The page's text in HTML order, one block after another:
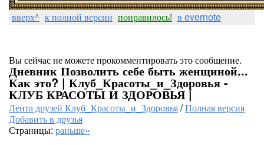
вверх^ к полной версии понравилось! в evernote
Вы сейчас не можете прокомментировать это сообщение.
Дневник Позволить себе быть женщиной...
Как это? | Клуб_Красоты_и_Здоровья -
КЛУБ КРАСОТЫ И ЗДОРОВЬЯ |
Лента друзей Клуб_Красоты_и_Здоровья/Полная версия
Добавить в друзья
Страницы: раньше»